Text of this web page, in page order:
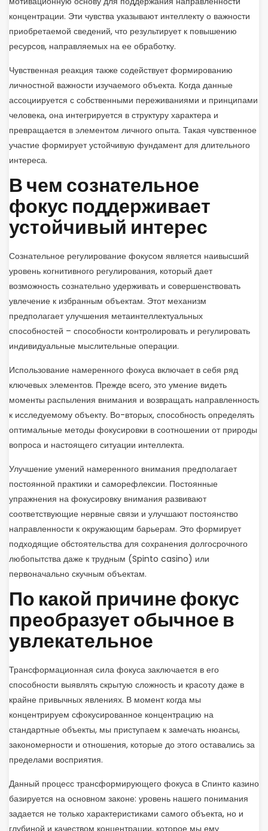
концентрации. Эти чувства указывают интеллекту о важности
приобретаемой сведений, что результирует к повышению
ресурсов, направляемых на ее обработку.
Чувственная реакция также содействует формированию
личностной важности изучаемого объекта. Когда данные
ассоциируется с собственными переживаниями и принципами
человека, она интегрируется в структуру характера и
превращается в элементом личного опыта. Такая чувственное
участие формирует устойчивую фундамент для длительного
интереса.
В чем сознательное
фокус поддерживает
устойчивый интерес
Сознательное регулирование фокусом является наивысший
уровень когнитивного регулирования, который дает
возможность сознательно удерживать и совершенствовать
увлечение к избранным объектам. Этот механизм
предполагает улучшения метаинтеллектуальных
способностей – способности контролировать и регулировать
индивидуальные мыслительные операции.
Использование намеренного фокуса включает в себя ряд
ключевых элементов. Прежде всего, это умение видеть
моменты распыления внимания и возвращать направленность
к исследуемому объекту. Во-вторых, способность определять
оптимальные методы фокусировки в соотношении от природы
вопроса и настоящего ситуации интеллекта.
Улучшение умений намеренного внимания предполагает
постоянной практики и саморефлексии. Постоянные
упражнения на фокусировку внимания развивают
соответствующие нервные связи и улучшают постоянство
направленности к окружающим барьерам. Это формирует
подходящие обстоятельства для сохранения долгосрочного
любопытства даже к трудным (Spinto casino) или
первоначально скучным объектам.
По какой причине фокус
преобразует обычное в
увлекательное
Трансформационная сила фокуса заключается в его
способности выявлять скрытую сложность и красоту даже в
крайне привычных явлениях. В момент когда мы
концентрируем сфокусированное концентрацию на
стандартные объекты, мы приступаем к замечать нюансы,
закономерности и отношения, которые до этого оставались за
пределами восприятия.
Данный процесс трансформирующего фокуса в Спинто казино
базируется на основном законе: уровень нашего понимания
задается не только характеристиками самого объекта, но и
глубиной и качеством концентрации, которое мы ему